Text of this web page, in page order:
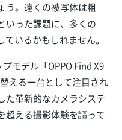
う。遠くの被写体は粗
いった課題に、多くの
いるかもしれません。
モデル「OPPO Find X9
える一台として注目され
た革新的なカメラシステ
超える撮影体験を謳って